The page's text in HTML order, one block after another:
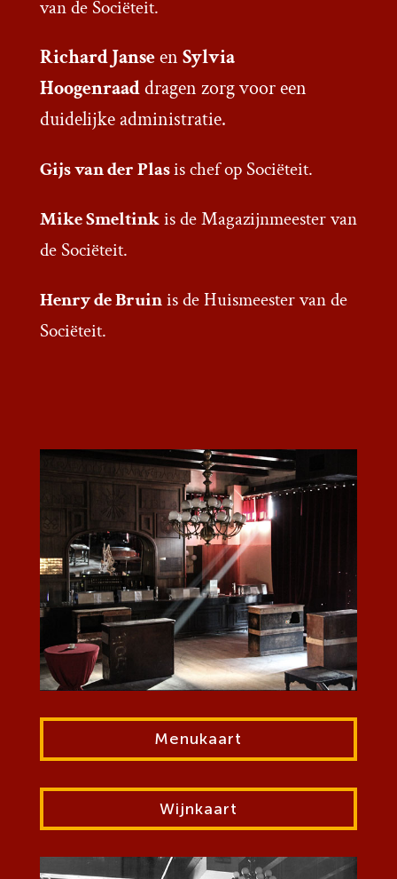
van de Sociëteit.
Richard Janseen Sylvia
Hoogenraaddragen zorg voor een
duidelijke administratie.
Gijs van der Plasis chef op Sociëteit.
Mike Smeltinkis de Magazijnmeester van
de Sociëteit.
Henry de Bruinis de Huismeester van de
Sociëteit.
Menukaart
Wijnkaart